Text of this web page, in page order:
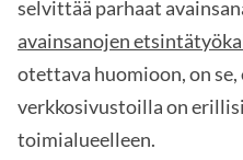
selvittää parhaat
avainsanojen
otettava huomioon, on
verkkosivustoilla on
toimialueelleen.